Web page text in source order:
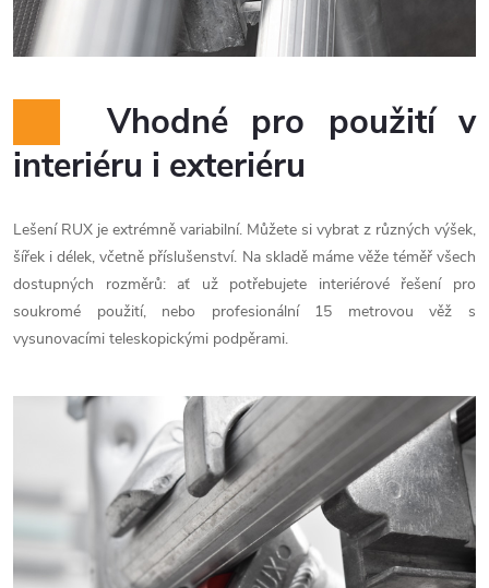
Vhodné pro použití v
interiéru i exteriéru
Lešení RUX je extrémně variabilní. Můžete si vybrat z různých výšek,
šířek i délek, včetně příslušenství. Na skladě máme věže téměř všech
dostupných rozměrů: ať už potřebujete interiérové řešení pro
soukromé použití, nebo profesionální 15 metrovou věž s
vysunovacími teleskopickými podpěrami.